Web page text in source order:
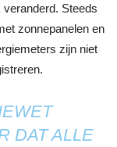
Steeds
zonnepanelen en
zijn niet
DAT ALLE